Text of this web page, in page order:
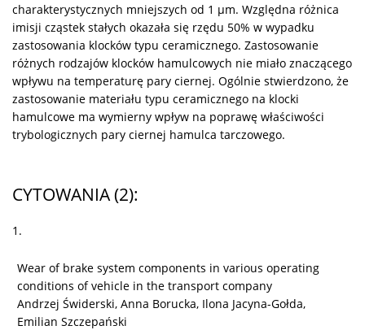
charakterystycznych mniejszych od 1 μm. Względna różnica
imisji cząstek stałych okazała się rzędu 50% w wypadku
zastosowania klocków typu ceramicznego. Zastosowanie
różnych rodzajów klocków hamulcowych nie miało znaczącego
wpływu na temperaturę pary ciernej. Ogólnie stwierdzono, że
zastosowanie materiału typu ceramicznego na klocki
hamulcowe ma wymierny wpływ na poprawę właściwości
trybologicznych pary ciernej hamulca tarczowego.
CYTOWANIA(2):
1.
Wear of brake system components in various operating
conditions of vehicle in the transport company
Andrzej Świderski, Anna Borucka, Ilona Jacyna-Gołda,
Emilian Szczepański